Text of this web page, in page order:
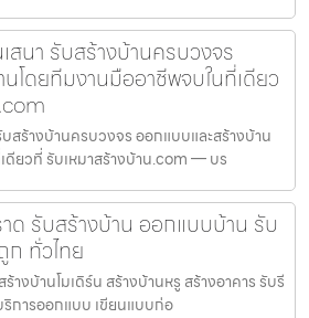
สนา รับสร้างบ้านครบวงจร
โดยทีมงานมืออาชีพจบในที่เดียว
บสร้างบ้านครบวงจร ออกแบบและสร้างบ้าน
ดียวที่ รับเหมาสร้างบ้าน.com — บร
ด รับสร้างบ้าน ออกแบบบ้าน รับ
ก ทั่วไทย
างบ้านโมเดิร์น สร้างบ้านหรู สร้างอาคาร รับรี
การออกแบบ เขียนแบบก่อ